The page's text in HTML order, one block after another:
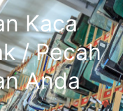
Kaca
/ Pecah
Anda